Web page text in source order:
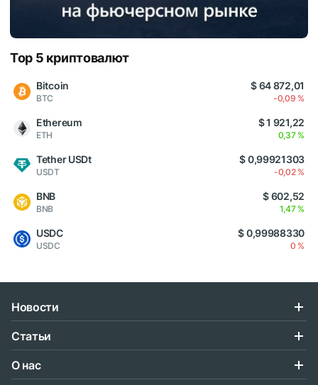
Top 5 криптовалют
Bitcoin
BTC
$ 64 872,01
-0,09 %
Ethereum
ETH
$ 1 921,22
0,37 %
Tether USDt
USDT
$ 0,99921303
-0,02 %
BNB
BNB
$ 602,52
1,47 %
USDC
USDC
$ 0,99988330
0 %
Новости
Статьи
О нас